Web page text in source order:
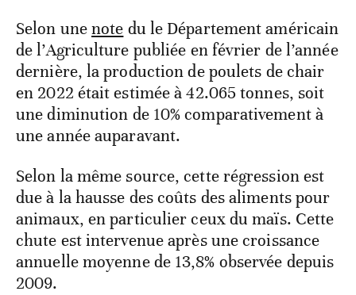
Selon unenote du le Département américain
de l’Agriculture publiée en février de l’année
dernière, la production de poulets de chair
en 2022 était estimée à 42.065 tonnes, soit
une diminution de 10% comparativement à
une année auparavant.
Selon la même source, cette régression est
due à la hausse des coûts des aliments pour
animaux, en particulier ceux du maïs. Cette
chute est intervenue après une croissance
annuelle moyenne de 13,8% observée depuis
2009.